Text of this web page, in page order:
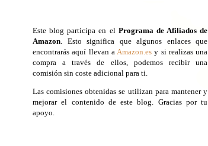
Este blog participa en el Programa de Afiliados de
Amazon . Esto significa que algunos enlaces que
encontrarás aquí llevan a Amazon.es y si realizas una
compra a través de ellos, podemos recibir una
comisión sin coste adicional para ti.
Las comisiones obtenidas se utilizan para mantener y
mejorar el contenido de este blog. Gracias por tu
apoyo.